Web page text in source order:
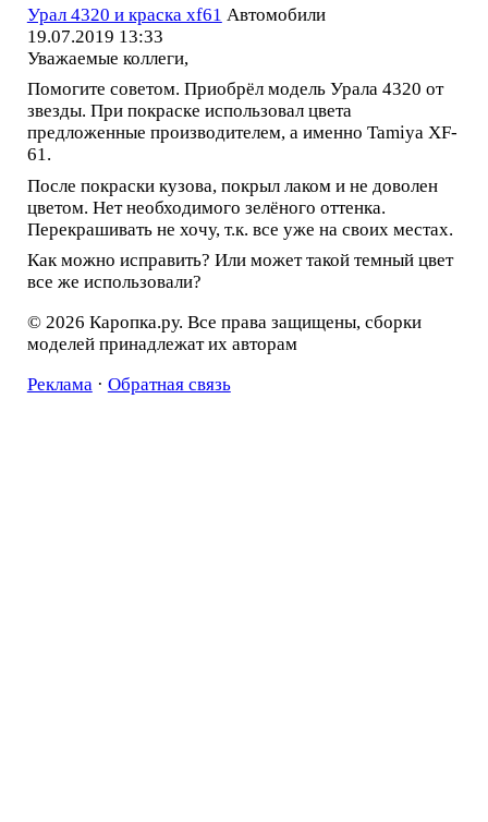
Урал 4320 и краска xf61 Автомобили
19.07.2019 13:33
Уважаемые коллеги,
Помогите советом. Приобрёл модель Урала 4320 от
звезды. При покраске использовал цвета
предложенные производителем, а именно Tamiya XF-
61.
После покраски кузова, покрыл лаком и не доволен
цветом. Нет необходимого зелёного оттенка.
Перекрашивать не хочу, т.к. все уже на своих местах.
Как можно исправить? Или может такой темный цвет
все же использовали?
© 2026 Каропка.ру. Все права защищены, сборки
моделей принадлежат их авторам
Реклама · Обратная связь